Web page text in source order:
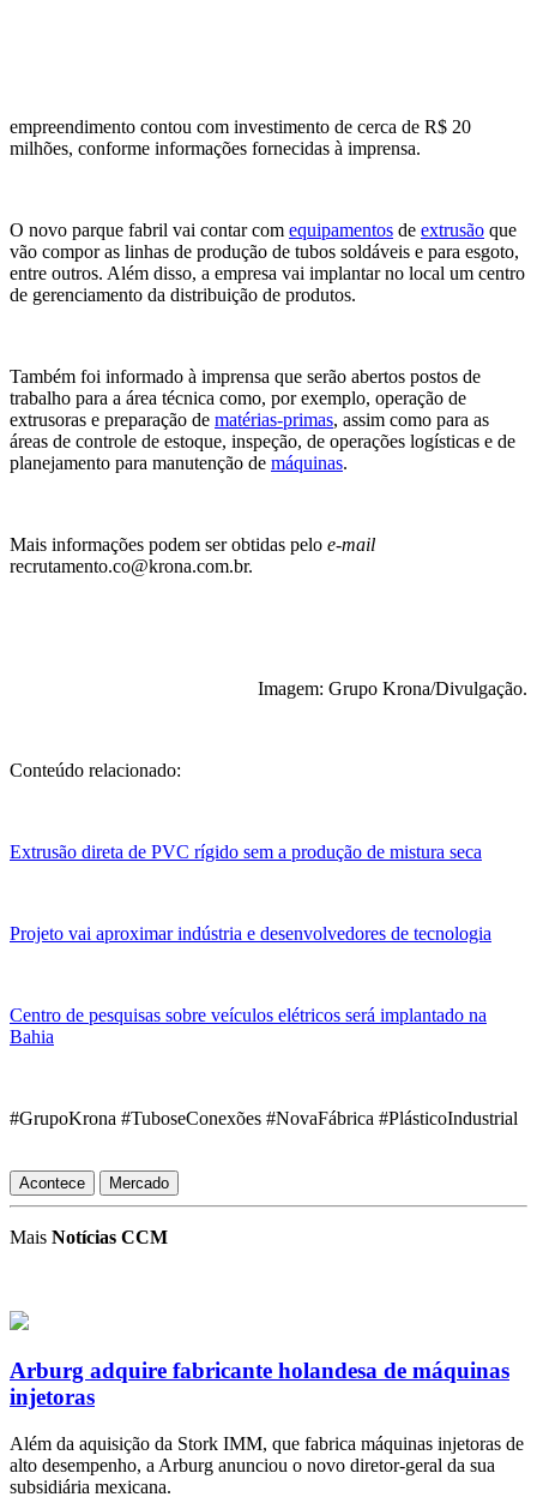
empreendimento contou com investimento de cerca de R$ 20
milhões, conforme informações fornecidas à imprensa.
O novo parque fabril vai contar com equipamentos de extrusão que
vão compor as linhas de produção de tubos soldáveis e para esgoto,
entre outros. Além disso, a empresa vai implantar no local um centro
de gerenciamento da distribuição de produtos.
Também foi informado à imprensa que serão abertos postos de
trabalho para a área técnica como, por exemplo, operação de
extrusoras e preparação de matérias-primas, assim como para as
áreas de controle de estoque, inspeção, de operações logísticas e de
planejamento para manutenção de máquinas.
Mais informações podem ser obtidas pelo e-mail
recrutamento.co@krona.com.br.
Imagem: Grupo Krona/Divulgação.
Conteúdo relacionado:
Extrusão direta de PVC rígido sem a produção de mistura seca
Projeto vai aproximar indústria e desenvolvedores de tecnologia
Centro de pesquisas sobre veículos elétricos será implantado na
Bahia
#GrupoKrona #TuboseConexões #NovaFábrica #PlásticoIndustrial
Acontece Mercado
Mais Notícias CCM
Arburg adquire fabricante holandesa de máquinas
injetoras
Além da aquisição da Stork IMM, que fabrica máquinas injetoras de
alto desempenho, a Arburg anunciou o novo diretor-geral da sua
subsidiária mexicana.